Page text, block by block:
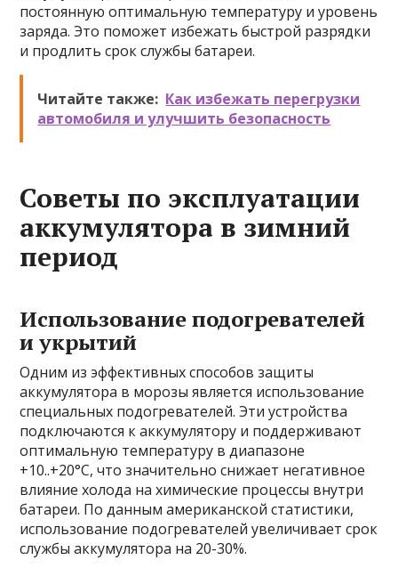
постоянную оптимальную температуру и уровень
заряда. Это поможет избежать быстрой разрядки
и продлить срок службы батареи.
Читайте также: Как избежать перегрузки
автомобиля и улучшить безопасность
Советы по эксплуатации
аккумулятора в зимний
период
Использование подогревателей
и укрытий
Одним из эффективных способов защиты
аккумулятора в морозы является использование
специальных подогревателей. Эти устройства
подключаются к аккумулятору и поддерживают
оптимальную температуру в диапазоне
+10..+20°C, что значительно снижает негативное
влияние холода на химические процессы внутри
батареи. По данным американской статистики,
использование подогревателей увеличивает срок
службы аккумулятора на 20-30%.